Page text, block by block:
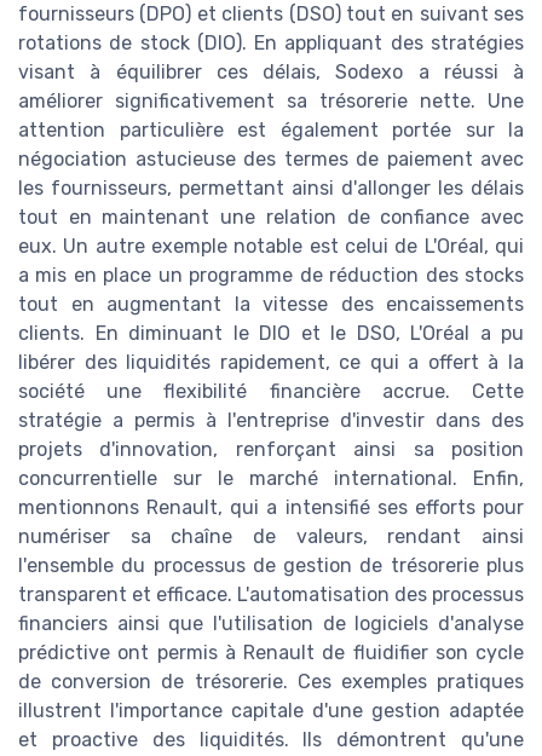
fournisseurs (DPO) et clients (DSO) tout en suivant ses
rotations de stock (DIO). En appliquant des stratégies
visant à équilibrer ces délais, Sodexo a réussi à
améliorer significativement sa trésorerie nette. Une
attention particulière est également portée sur la
négociation astucieuse des termes de paiement avec
les fournisseurs, permettant ainsi d'allonger les délais
tout en maintenant une relation de confiance avec
eux. Un autre exemple notable est celui de L'Oréal, qui
a mis en place un programme de réduction des stocks
tout en augmentant la vitesse des encaissements
clients. En diminuant le DIO et le DSO, L'Oréal a pu
libérer des liquidités rapidement, ce qui a offert à la
société une flexibilité financière accrue. Cette
stratégie a permis à l'entreprise d'investir dans des
projets d'innovation, renforçant ainsi sa position
concurrentielle sur le marché international. Enfin,
mentionnons Renault, qui a intensifié ses efforts pour
numériser sa chaîne de valeurs, rendant ainsi
l'ensemble du processus de gestion de trésorerie plus
transparent et efficace. L'automatisation des processus
financiers ainsi que l'utilisation de logiciels d'analyse
prédictive ont permis à Renault de fluidifier son cycle
de conversion de trésorerie. Ces exemples pratiques
illustrent l'importance capitale d'une gestion adaptée
et proactive des liquidités. Ils démontrent qu'une